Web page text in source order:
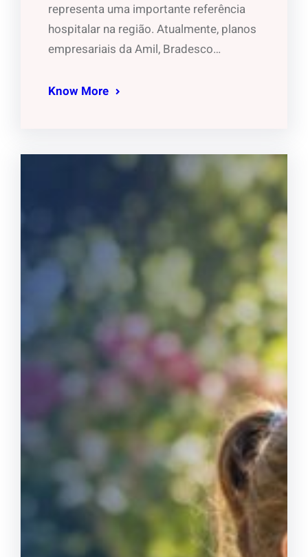
representa uma importante referência
hospitalar na região. Atualmente, planos
empresariais da Amil, Bradesco…
Know More